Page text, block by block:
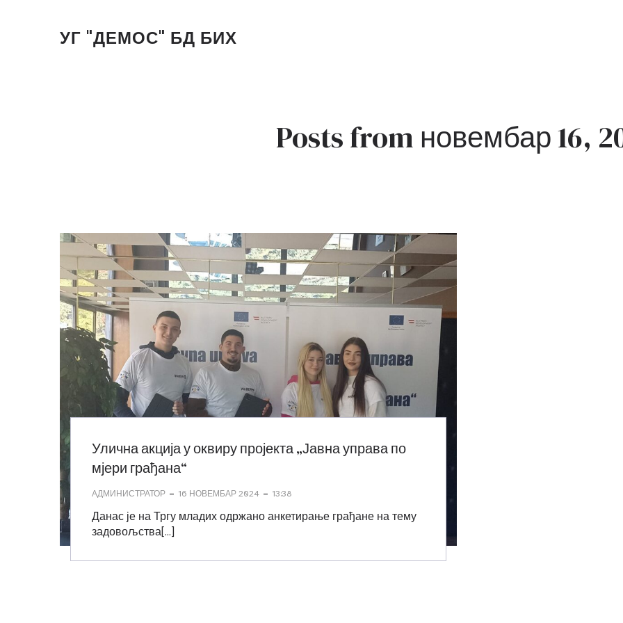
УГ "ДЕМОС" БД БИХ
Posts from новембар 16,
Улична акција у оквиру пројекта „Јавна управа по
мјери грађана“
АДМИНИСТРАТОР - 16 НОВЕМБАР 2024 - 13:38
Данас је на Тргу младих одржано анкетирање грађане на тему
задовољства[…]